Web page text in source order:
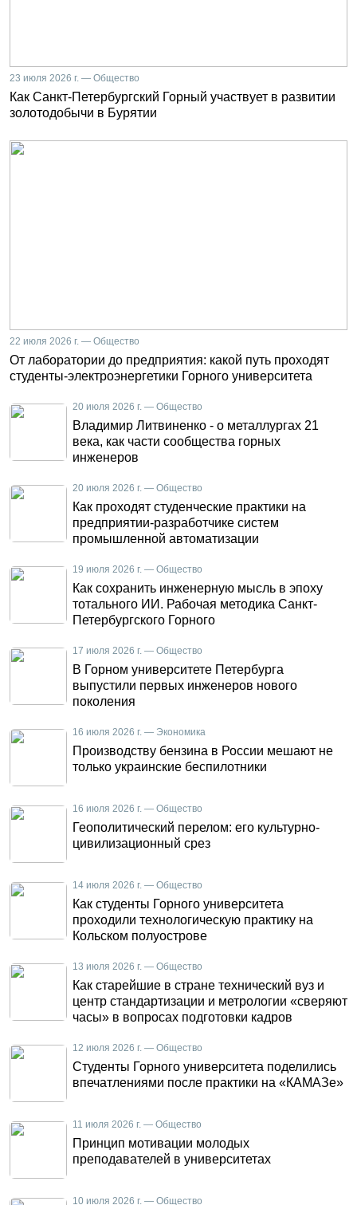
23 июля 2026 г. — Общество
Как Санкт-Петербургский Горный участвует в развитии
золотодобычи в Бурятии
22 июля 2026 г. — Общество
От лаборатории до предприятия: какой путь проходят
студенты-электроэнергетики Горного университета
20 июля 2026 г. — Общество
Владимир Литвиненко - о металлургах 21
века, как части сообщества горных
инженеров
20 июля 2026 г. — Общество
Как проходят студенческие практики на
предприятии-разработчике систем
промышленной автоматизации
19 июля 2026 г. — Общество
Как сохранить инженерную мысль в эпоху
тотального ИИ. Рабочая методика Санкт-
Петербургского Горного
17 июля 2026 г. — Общество
В Горном университете Петербурга
выпустили первых инженеров нового
поколения
16 июля 2026 г. — Экономика
Производству бензина в России мешают не
только украинские беспилотники
16 июля 2026 г. — Общество
Геополитический перелом: его культурно-
цивилизационный срез
14 июля 2026 г. — Общество
Как студенты Горного университета
проходили технологическую практику на
Кольском полуострове
13 июля 2026 г. — Общество
Как старейшие в стране технический вуз и
центр стандартизации и метрологии «сверяют
часы» в вопросах подготовки кадров
12 июля 2026 г. — Общество
Студенты Горного университета поделились
впечатлениями после практики на «КАМАЗе»
11 июля 2026 г. — Общество
Принцип мотивации молодых
преподавателей в университетах
10 июля 2026 г. — Общество